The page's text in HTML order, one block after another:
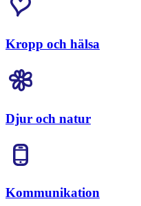
Kropp och hälsa
Djur och natur
Kommunikation